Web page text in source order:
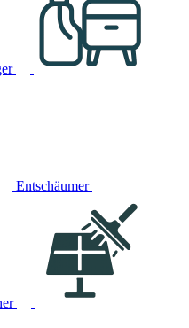
Entschäumer